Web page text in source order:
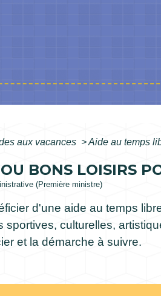
aux vacances >Aide au temps
BONS LOISIRS
(Première ministre)
d'une aide au temps
sportives, culturelles,
et la démarche à suivre.